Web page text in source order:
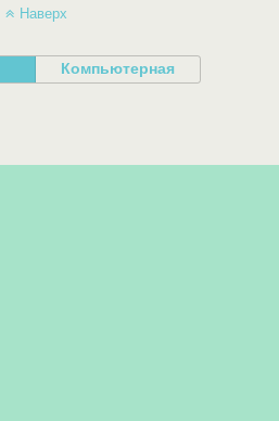
Наверх
Компьютерная